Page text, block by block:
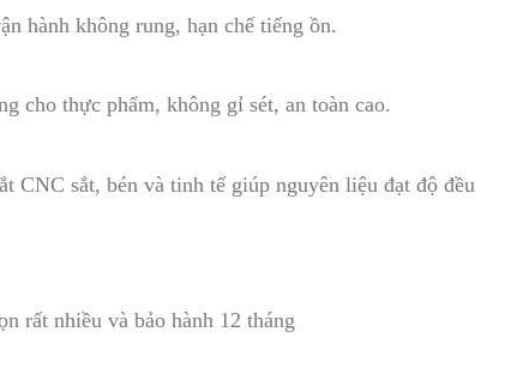
hành không rung, hạn chế tiếng ồn.
cho thực phẩm, không gỉ sét, an toàn cao.
CNC sắt, bén và tinh tế giúp nguyên liệu đạt độ đều
rất nhiều và bảo hành 12 tháng